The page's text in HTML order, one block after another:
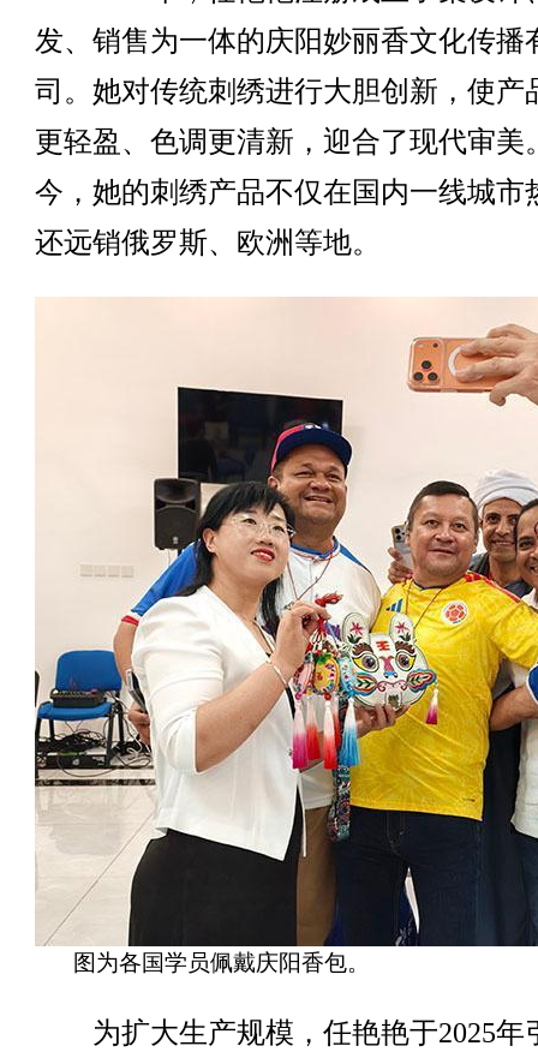
发、销售为一体的庆阳妙丽香文化传播
司。她对传统刺绣进行大胆创新，使产
更轻盈、色调更清新，迎合了现代审美
今，她的刺绣产品不仅在国内一线城市
还远销俄罗斯、欧洲等地。
图为各国学员佩戴庆阳香包。
为扩大生产规模，任艳艳于2025年